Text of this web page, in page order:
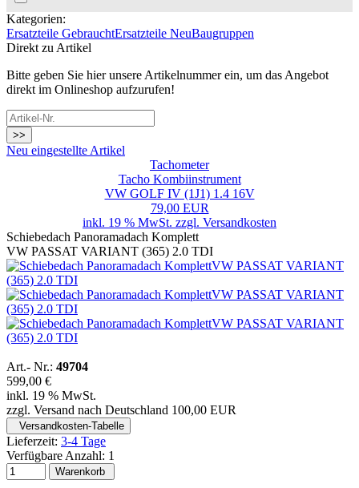
Kategorien:
Ersatzteile GebrauchtErsatzteile NeuBaugruppen
Direkt zu Artikel
Bitte geben Sie hier unsere Artikelnummer ein, um das Angebot
direkt im Onlineshop aufzurufen!
>>
Neu eingestellte Artikel
Tachometer
Tacho Kombiinstrument
VW GOLF IV (1J1) 1.4 16V
79,00 EUR
inkl. 19 % MwSt. zzgl. Versandkosten
Schiebedach Panoramadach Komplett
VW PASSAT VARIANT (365) 2.0 TDI
Art.- Nr.: 49704
599,00 €
inkl. 19 % MwSt.
zzgl. Versand nach Deutschland 100,00 EUR
Versandkosten-Tabelle
Lieferzeit: 3-4 Tage
Verfügbare Anzahl: 1
Warenkorb